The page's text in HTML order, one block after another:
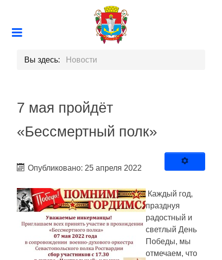
Вы здесь: Новости
7 мая пройдёт
«Бессмертный полк»
Опубликовано: 25 апреля 2022
Каждый год,
празднуя
радостный и
светлый День
Победы, мы
отмечаем, что